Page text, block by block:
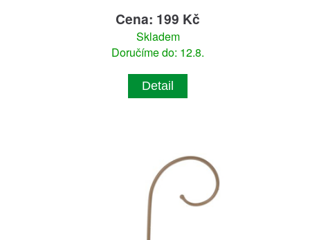
Cena: 199 Kč
Skladem
Doručíme do: 12.8.
Detail